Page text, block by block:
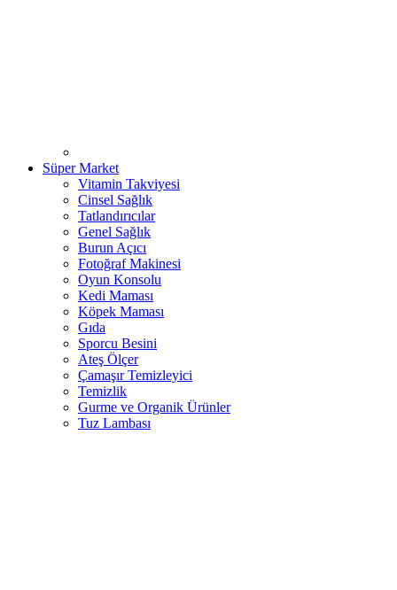
Süper Market
Vitamin Takviyesi
Cinsel Sağlık
Tatlandırıcılar
Genel Sağlık
Burun Açıcı
Fotoğraf Makinesi
Oyun Konsolu
Kedi Maması
Köpek Maması
Gıda
Sporcu Besini
Ateş Ölçer
Çamaşır Temizleyici
Temizlik
Gurme ve Organik Ürünler
Tuz Lambası